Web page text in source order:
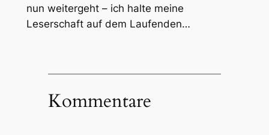
nun weitergeht – ich halte meine
Leserschaft auf dem Laufenden…
Kommentare